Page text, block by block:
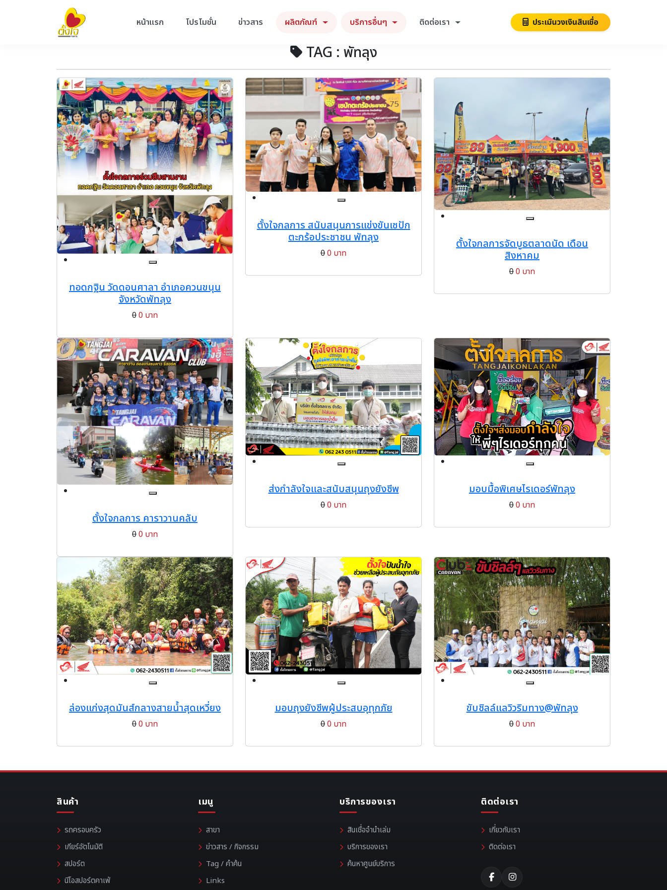
หน้าแรก โปรโมชั่น ข่าวสาร ผลิตภัณฑ์ บริการอื่นๆ ติดต่อเรา ประเมินวงเงินสินเชื่อ
TAG : พัทลุง
ทอดกฐิน วัดดอนศาลา อำเภอควนขนุน
จังหวัดพัทลุง
00 บาท
ตั้งใจกลการ สนับสนุนการแข่งขันเซปัก
ตะกร้อประชาชน พัทลุง
00 บาท
ตั้งใจกลการจัดบูธตลาดนัด เดือน
สิงหาคม
00 บาท
ตั้งใจกลการ คาราวานคลับ
00 บาท
ส่งกำลังใจและสนับสนุนถุงยังชีพ
00 บาท
มอบมื้อพิเศษไรเดอร์พัทลุง
00 บาท
ล่องแก่งสุดมันส์กลางสายน้ำสุดเหวี่ยง
00 บาท
มอบถุงยังชีพผู้ประสบอุทุกภัย
00 บาท
ขับชิลล์แลวิวริมทาง@พัทลุง
00 บาท
สินค้า
รถครอบครัว
เกียร์อัตโนมัติ
สปอร์ต
นีโอสปอร์ตคาเฟ่
เมนู
สาขา
ข่าวสาร / กิจกรรม
Tag / คำค้น
Links
บริการของเรา
สินเชื่อจำนำเล่ม
บริการของเรา
ค้นหาศูนย์บริการ
ติดต่อเรา
เกี่ยวกับเรา
ติดต่อเรา